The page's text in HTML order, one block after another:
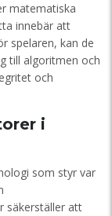
matematiska
innebär att
spelaren, kan de
till algoritmen och
och
i
som styr var
säkerställer att